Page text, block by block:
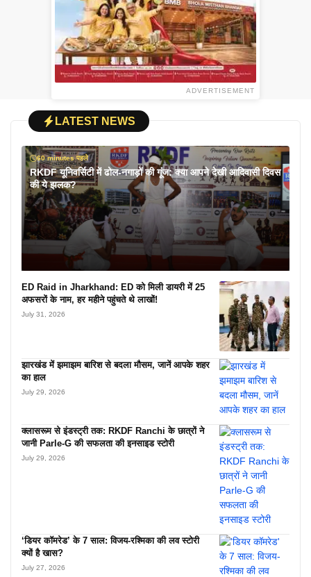
ADVERTISEMENT
LATEST NEWS
60 minutes पहले
RKDF यूनिवर्सिटी में ढोल-नगाड़ों की गूंज: क्या आपने देखी आदिवासी दिवस
की ये झलक?
ED Raid in Jharkhand: ED को मिली डायरी में 25
अफसरों के नाम, हर महीने पहुंचते थे लाखों!
July 31, 2026
झारखंड में झमाझम बारिश से बदला मौसम, जानें आपके शहर
का हाल
July 29, 2026
क्लासरूम से इंडस्ट्री तक: RKDF Ranchi के छात्रों ने
जानी Parle-G की सफलता की इनसाइड स्टोरी
July 29, 2026
‘डियर कॉमरेड’ के 7 साल: विजय-रश्मिका की लव स्टोरी
क्यों है खास?
July 27, 2026